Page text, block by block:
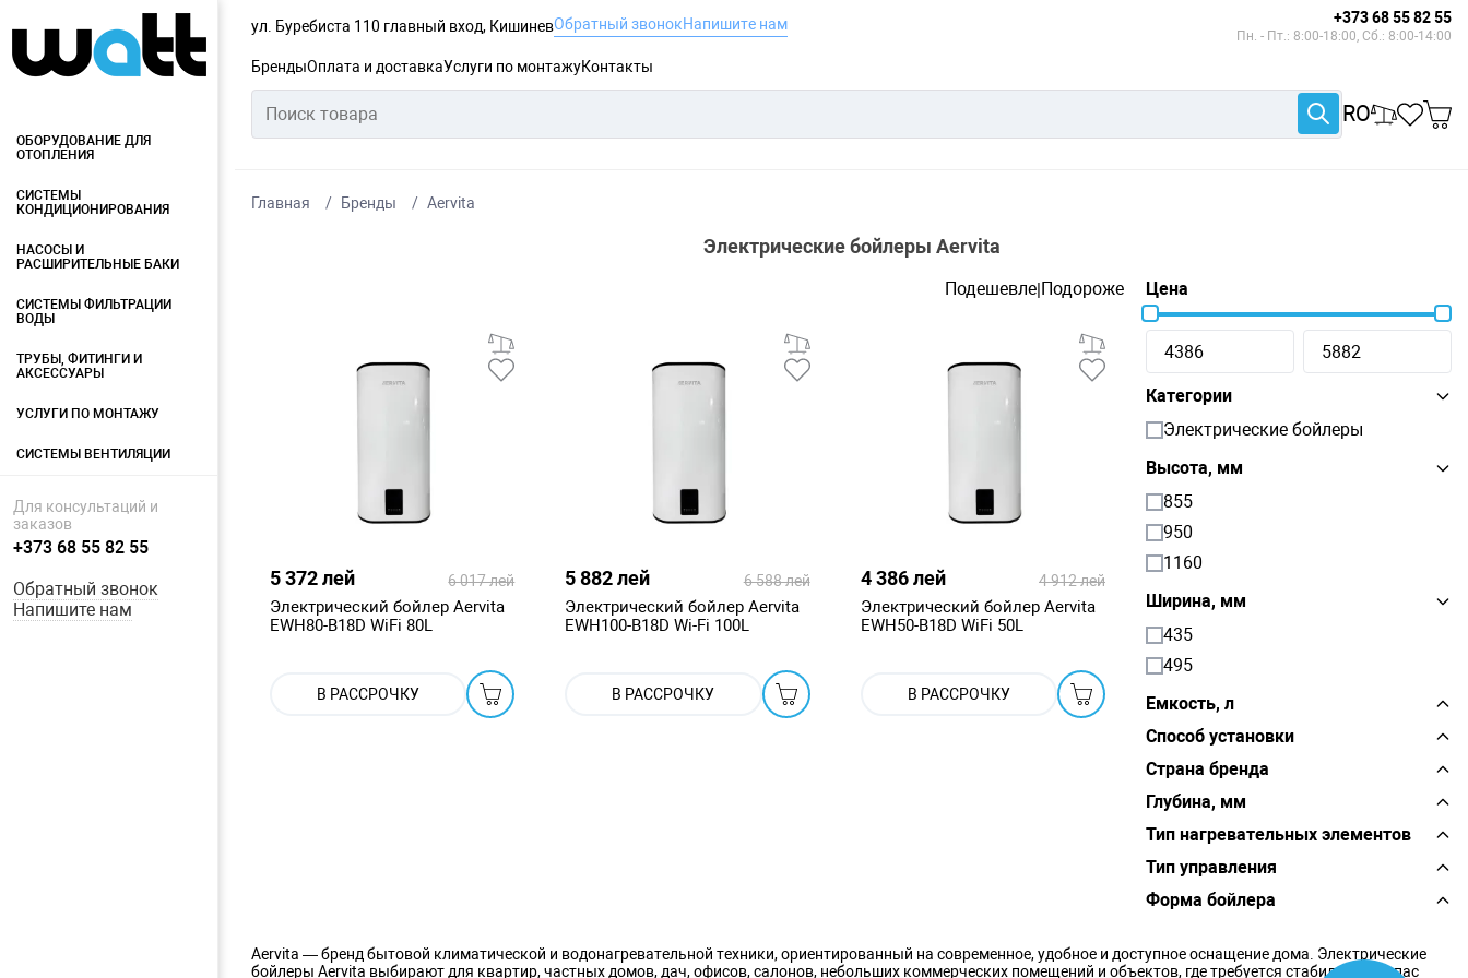
ул. Буребиста 110 главный вход, КишиневОбратный звонокНапишите нам +373 68 55 82 55
Пн. - Пт.: 8:00-18:00, Сб.: 8:00-14:00
БрендыОплата и доставкаУслуги по монтажуКонтакты
RO
ОБОРУДОВАНИЕ ДЛЯ
ОТОПЛЕНИЯ
СИСТЕМЫ
КОНДИЦИОНИРОВАНИЯ
НАСОСЫ И
РАСШИРИТЕЛЬНЫЕ БАКИ
СИСТЕМЫ ФИЛЬТРАЦИИ
ВОДЫ
ТРУБЫ, ФИТИНГИ И
АКСЕССУАРЫ
УСЛУГИ ПО МОНТАЖУ
СИСТЕМЫ ВЕНТИЛЯЦИИ
Для консультаций и
заказов
+373 68 55 82 55
Обратный звонок
Напишите нам
Главная Бренды Aervita
Электрические бойлеры Aervita
Подешевле|Подороже
5 372 лей 6 017 лей
Электрический бойлер Aervita
EWH80-B18D WiFi 80L
В РАССРОЧКУ
5 882 лей 6 588 лей
Электрический бойлер Aervita
EWH100-B18D Wi-Fi 100L
В РАССРОЧКУ
4 386 лей 4 912 лей
Электрический бойлер Aervita
EWH50-B18D WiFi 50L
В РАССРОЧКУ
Цена
Категории
Электрические бойлеры
Высота, мм
855
950
1160
Ширина, мм
435
495
Емкость, л
Способ установки
Страна бренда
Глубина, мм
Тип нагревательных элементов
Тип управления
Форма бойлера
Aervita — бренд бытовой климатической и водонагревательной техники, ориентированный на современное, удобное и доступное оснащение дома. Электрические
бойлеры Aervita выбирают для квартир, частных домов, дач, офисов, салонов, небольших коммерческих помещений и объектов, где требуется стабильный запас